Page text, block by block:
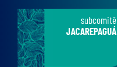
subcomitê
JACAREPAGUÁ